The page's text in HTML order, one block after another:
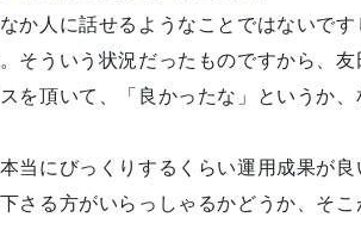
か人に話せるようなことではないで
そういう状況だったものですから、
を頂いて、「良かったな」というか
当にびっくりするくらい運用成果が良
さる方がいらっしゃるかどうか、そ